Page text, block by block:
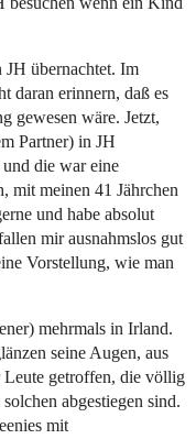
übernachtet. Im
daran erinnern, daß es
gewesen wäre. Jetzt,
Partner) in JH
die war eine
mit meinen 41 Jährchen
und habe absolut
mir ausnahmslos gut
Vorstellung, wie man
mehrmals in Irland.
seine Augen, aus
Leute getroffen, die völlig
abgestiegen sind.
mit